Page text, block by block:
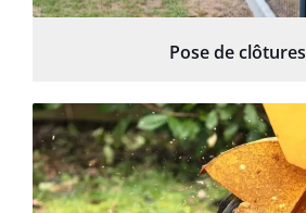
Pose de clôtures